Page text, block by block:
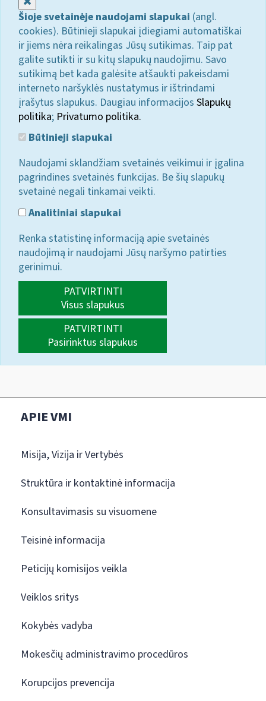
Šioje svetainėje naudojami slapukai (angl.
cookies). Būtinieji slapukai įdiegiami automatiškai
ir jiems nėra reikalingas Jūsų sutikimas. Taip pat
galite sutikti ir su kitų slapukų naudojimu. Savo
sutikimą bet kada galėsite atšaukti pakeisdami
interneto naršyklės nustatymus ir ištrindami
įrašytus slapukus. Daugiau informacijos Slapukų
politika; Privatumo politika.
Būtinieji slapukai
Naudojami sklandžiam svetainės veikimui ir įgalina
pagrindines svetainės funkcijas. Be šių slapukų
svetainė negali tinkamai veikti.
Analitiniai slapukai
Renka statistinę informaciją apie svetainės
naudojimą ir naudojami Jūsų naršymo patirties
gerinimui.
PATVIRTINTI
Visus slapukus
PATVIRTINTI
Pasirinktus slapukus
APIE VMI
Misija, Vizija ir Vertybės
Struktūra ir kontaktinė informacija
Konsultavimasis su visuomene
Teisinė informacija
Peticijų komisijos veikla
Veiklos sritys
Kokybės vadyba
Mokesčių administravimo procedūros
Korupcijos prevencija